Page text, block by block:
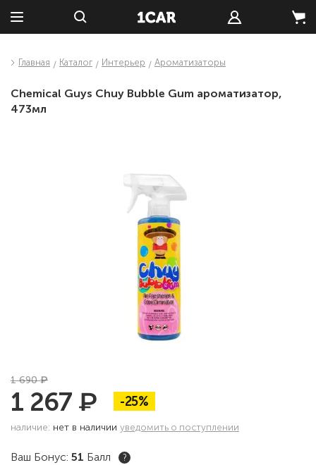
Главная Каталог Интерьер Ароматизаторы
Chemical Guys Chuy Bubble Gum ароматизатор,
473мл
1 690₽
1 267 ₽ -25%
наличие: нет в наличии уведомить о поступлении
Ваш Бонус: 51 Балл ?